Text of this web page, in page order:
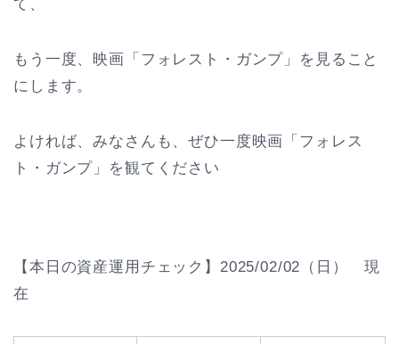
て、
もう一度、映画「フォレスト・ガンプ」を見ること
にします。
よければ、みなさんも、ぜひ一度映画「フォレス
ト・ガンプ」を観てください
【本日の資産運用チェック】2025/02/02（日） 現
在